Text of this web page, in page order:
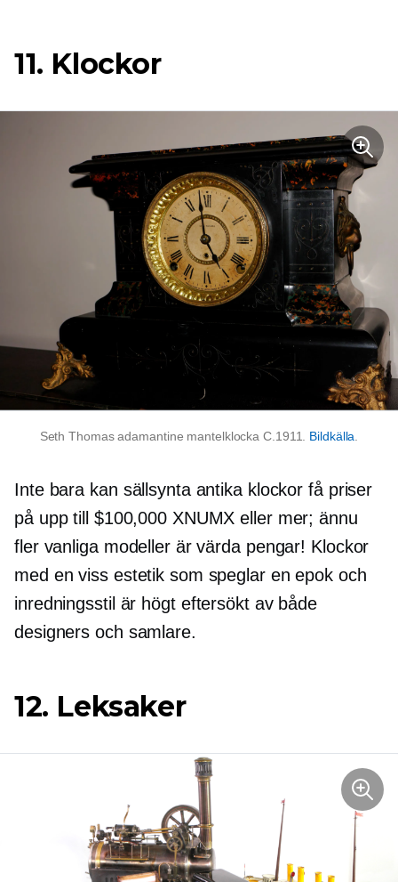
11. Klockor
Seth Thomas adamantine mantelklocka C.1911. Bildkälla
Inte bara kan sällsynta antika klockor få priser
på upp till $100,000 XNUMX eller mer; ännu
fler vanliga modeller är värda pengar! Klockor
med en viss estetik som speglar en epok och
inredningsstil är högt eftersöktav både
designers och samlare.
12. Leksaker